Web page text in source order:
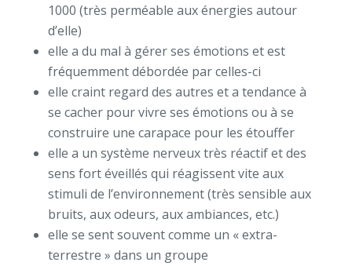
1000 (très perméable aux énergies autour
d’elle)
elle a du mal à gérer ses émotions et est
fréquemment débordée par celles-ci
elle craint regard des autres et a tendance à
se cacher pour vivre ses émotions ou à se
construire une carapace pour les étouffer
elle a un système nerveux très réactif et des
sens fort éveillés qui réagissent vite aux
stimuli de l’environnement (très sensible aux
bruits, aux odeurs, aux ambiances, etc.)
elle se sent souvent comme un « extra-
terrestre » dans un groupe